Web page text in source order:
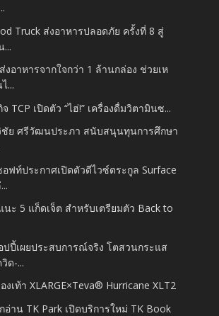
Truck ส่งอาหารปลอดภัย ครั้งที่ 8 สู่
งอาหารจากใจกว่า 1 ล้านกล่อง ช่วยเห
...
TCP เปิดตัว “ไฮ่!” เครื่องดื่มวิตามินซ...
ย ศรีวัฒนประภา สนับสนุนทุนการศึกษา
ฟท์ประกาศเปิดตัวดีไวซ์ตระกูล Surface
แนะ 5 แก็ดเจ็ต สำหรับเตรียมตัว Back to
ปปี้เผยประสบการณ์จริง โตสวนกระแส
ด-...
งเท้า XLARGE×Teva® Hurricane XLT2
อ่าน TK Park เปิดบริการใหม่ TK Book